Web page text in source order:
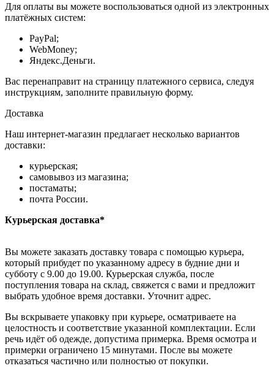
Для оплаты вы можете воспользоваться одной из электронных
платёжных систем:
PayPal;
WebMoney;
Яндекс.Деньги.
Вас перенаправит на страницу платежного сервиса, следуя
инструкциям, заполните правильную форму.
Доставка
Наш интернет-магазин предлагает несколько вариантов
доставки:
курьерская;
самовывоз из магазина;
постаматы;
почта России.
Курьерская доставка*
Вы можете заказать доставку товара с помощью курьера,
который прибудет по указанному адресу в будние дни и
субботу с 9.00 до 19.00. Курьерская служба, после
поступления товара на склад, свяжется с вами и предложит
выбрать удобное время доставки. Уточнит адрес.
Вы вскрываете упаковку при курьере, осматриваете на
целостность и соответствие указанной комплектации. Если
речь идёт об одежде, допустима примерка. Время осмотра и
примерки ограничено 15 минутами. После вы можете
отказаться частично или полностью от покупки.